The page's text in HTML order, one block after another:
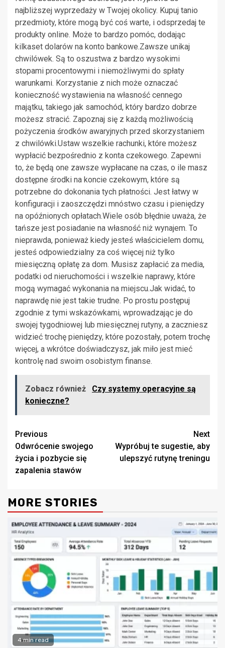
najbliższej wyprzedaży w Twojej okolicy. Kupuj tanio
przedmioty, które mogą być coś warte, i odsprzedaj te
produkty online. Może to bardzo pomóc, dodając
kilkaset dolarów na konto bankowe.Zawsze unikaj
chwilówek. Są to oszustwa z bardzo wysokimi
stopami procentowymi i niemożliwymi do spłaty
warunkami. Korzystanie z nich może oznaczać
konieczność wystawienia na własność cennego
majątku, takiego jak samochód, który bardzo dobrze
możesz stracić. Zapoznaj się z każdą możliwością
pożyczenia środków awaryjnych przed skorzystaniem
z chwilówki.Ustaw wszelkie rachunki, które możesz
wypłacić bezpośrednio z konta czekowego. Zapewni
to, że będą one zawsze wypłacane na czas, o ile masz
dostępne środki na koncie czekowym, które są
potrzebne do dokonania tych płatności. Jest łatwy w
konfiguracji i zaoszczędzi mnóstwo czasu i pieniędzy
na opóźnionych opłatach.Wiele osób błędnie uważa, że ​​
tańsze jest posiadanie na własność niż wynajem. To
nieprawda, ponieważ kiedy jesteś właścicielem domu,
jesteś odpowiedzialny za coś więcej niż tylko
miesięczną opłatę za dom. Musisz zapłacić za media,
podatki od nieruchomości i wszelkie naprawy, które
mogą wymagać wykonania na miejscu.Jak widać, to
naprawdę nie jest takie trudne. Po prostu postępuj
zgodnie z tymi wskazówkami, wprowadzając je do
swojej tygodniowej lub miesięcznej rutyny, a zaczniesz
widzieć trochę pieniędzy, które pozostały, potem trochę
więcej, a wkrótce doświadczysz, jak miło jest mieć
kontrolę nad swoim osobistym finanse.
Zobacz również
Czy systemy operacyjne są
konieczne?
Continue
Reading
Previous
Odwrócenie swojego
życia i pozbycie się
zapalenia stawów
Next
Wypróbuj te sugestie, aby
ulepszyć rutynę treningu
MORE STORIES
4 min read